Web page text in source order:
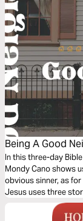
Being A Good
In this three-day
Mondy Cano shows
obvious sinner, as
Jesus uses three
us, God, sin, and
is beyond our human